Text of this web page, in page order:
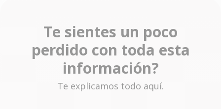
Te sientes un poco
perdido con toda esta
información?
Te explicamos todo aquí.